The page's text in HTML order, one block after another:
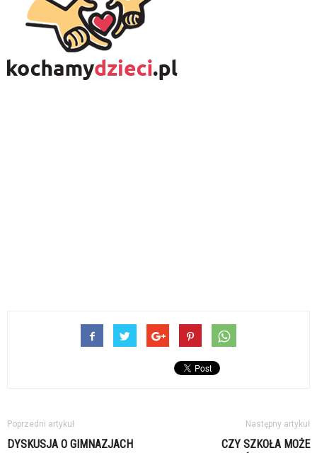
Poprzedni artykuł
DYSKUSJA O GIMNAZJACH
Następny artykuł
CZY SZKOŁA MOŻE